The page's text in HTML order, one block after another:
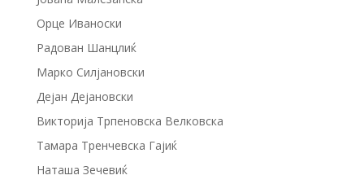
Орце Иваноски
Радован Шанцлиќ
Марко Силјановски
Дејан Дејановски
Викторија Трпеновска Велковска
Тамара Тренчевска Гајиќ
Наташа Зечевиќ